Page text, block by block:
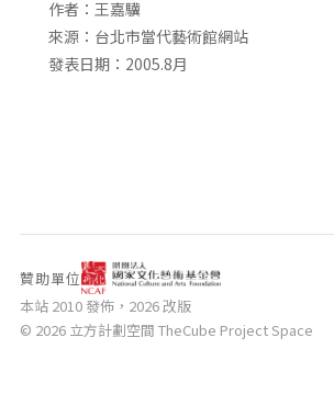
關於本站
團隊成員
出版品
作者：王嘉驥
來源：台北市當代藝術館網站
發表日期：2005.8月
贊助單位
本站 2010 發佈，2026 改版
© 2026 立方計劃空間 TheCube Project Space